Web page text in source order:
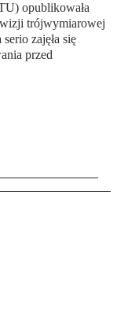
opublikowała
trójwymiarowej
zajęła się
przed